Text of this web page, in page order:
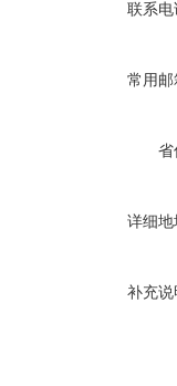
联系电
常用邮
省
详细地
补充说